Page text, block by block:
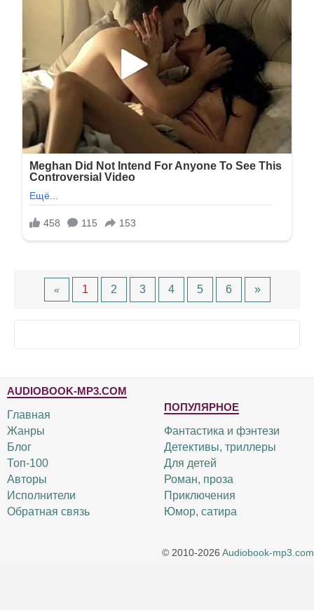
« 1 2 3 4 5 6 »
AUDIOBOOK-MP3.COM
Главная
Жанры
Блог
Топ-100
Авторы
Исполнители
Обратная связь
ПОПУЛЯРНОЕ
Фантастика и фэнтези
Детективы, триллеры
Для детей
Роман, проза
Приключения
Юмор, сатира
© 2010-2026 Audiobook-mp3.com